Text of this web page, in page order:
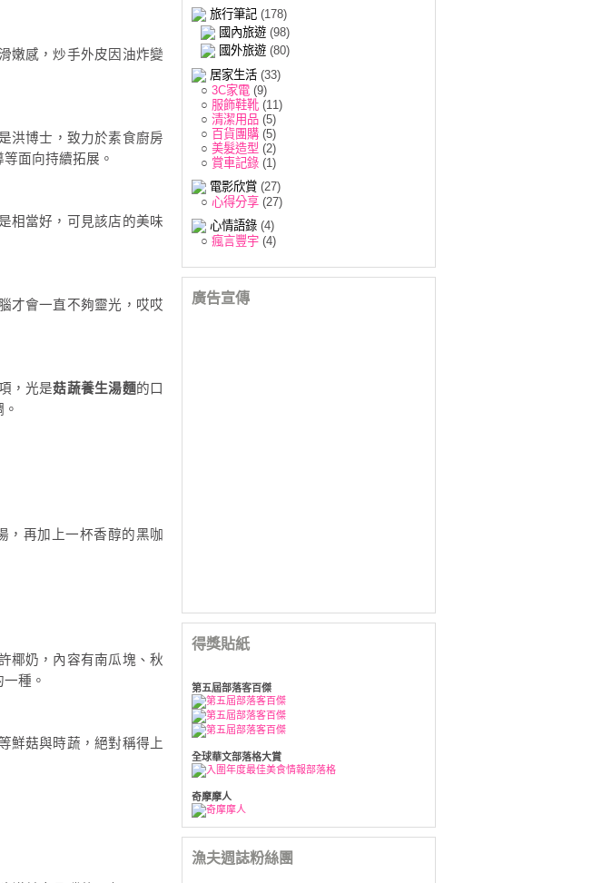
嫩感，炒手外皮因油炸變
洪博士，致力於素食廚房
面向持續拓展。
相當好，可見該店的美味
才會一直不夠靈光，哎哎
，光是菇蔬養生湯麵的口
，再加上一杯香醇的黑咖
椰奶，內容有南瓜塊、秋
種。
鮮菇與時蔬，絕對稱得上
旅行筆記 (178)
國內旅遊 (98)
國外旅遊 (80)
居家生活 (33)
○ 3C家電 (9)
○ 服飾鞋靴 (11)
○ 清潔用品 (5)
○ 百貨團購 (5)
○ 美髮造型 (2)
○ 賞車記錄 (1)
電影欣賞 (27)
○ 心得分享 (27)
心情語錄 (4)
○ 瘋言豐宇 (4)
廣告宣傳
得獎貼紙
第五屆部落客百傑
全球華文部落格大賞
奇摩摩人
漁夫週誌粉絲團